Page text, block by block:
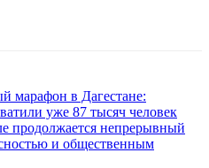
марафон в Дагестане:
уже 87 тысяч человек
продолжается непрерывный
и общественным